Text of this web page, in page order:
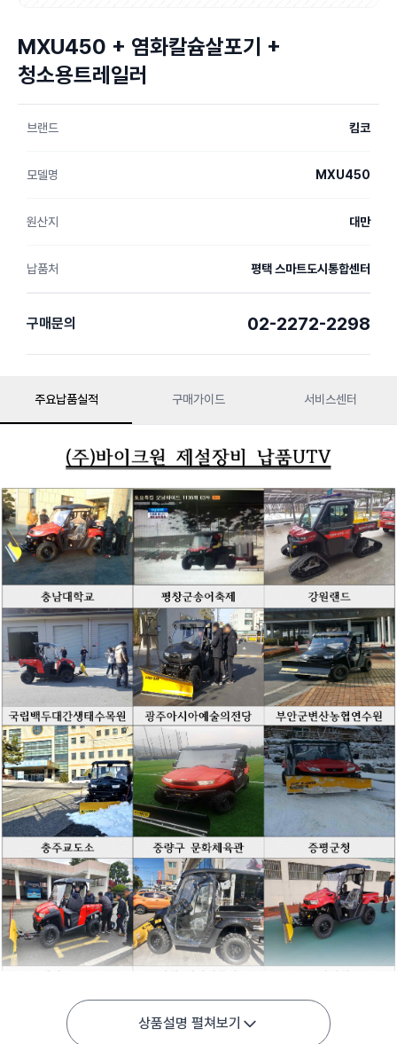
MXU450 + 염화칼슘살포기 +
청소용트레일러
브랜드 킴코
모델명 MXU450
원산지 대만
납품처 평택 스마트도시통합센터
구매문의 02-2272-2298
주요납품실적 구매가이드 서비스센터
상품설명 펼쳐보기